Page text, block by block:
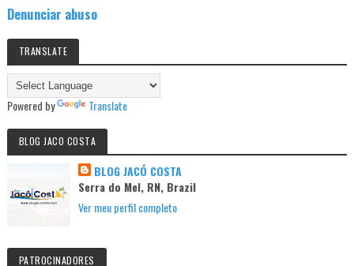
Denunciar abuso
TRANSLATE
Powered by Translate
BLOG JACO COSTA
BLOG JACÓ COSTA
Serra do Mel, RN, Brazil
Ver meu perfil completo
PATROCINADORES